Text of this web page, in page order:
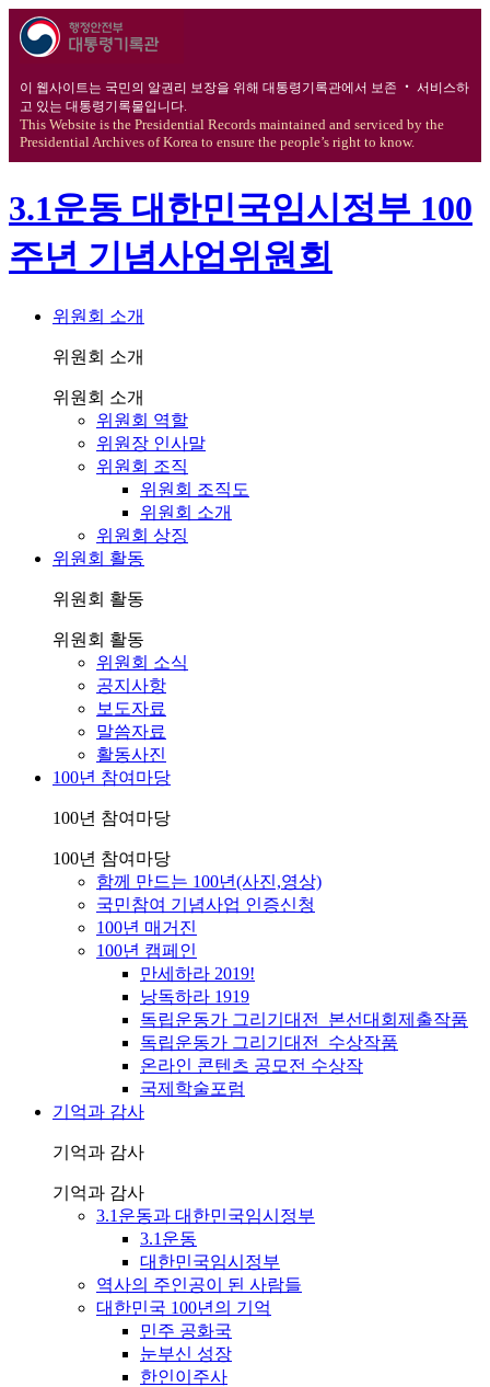
이 웹사이트는 국민의 알권리 보장을 위해 대통령기록관에서 보존 ‧ 서비스하
고 있는 대통령기록물입니다.
This Website is the Presidential Records maintained and serviced by the
Presidential Archives of Korea to ensure the people’s right to know.
3.1운동 대한민국임시정부 100
주년 기념사업위원회
위원회 소개
위원회 소개
위원회 소개
위원회 역할
위원장 인사말
위원회 조직
위원회 조직도
위원회 소개
위원회 상징
위원회 활동
위원회 활동
위원회 활동
위원회 소식
공지사항
보도자료
말씀자료
활동사진
100년 참여마당
100년 참여마당
100년 참여마당
함께 만드는 100년(사진,영상)
국민참여 기념사업 인증신청
100년 매거진
100년 캠페인
만세하라 2019!
낭독하라 1919
독립운동가 그리기대전_본선대회제출작품
독립운동가 그리기대전_수상작품
온라인 콘텐츠 공모전 수상작
국제학술포럼
기억과 감사
기억과 감사
기억과 감사
3.1운동과 대한민국임시정부
3.1운동
대한민국임시정부
역사의 주인공이 된 사람들
대한민국 100년의 기억
민주 공화국
눈부신 성장
한인이주사